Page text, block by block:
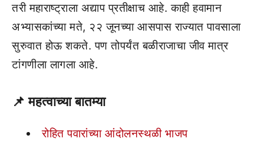
तरी महाराष्ट्राला अद्याप प्रतीक्षाच आहे. काही हवामान
अभ्यासकांच्या मते, २२ जूनच्या आसपास राज्यात पावसाला
सुरुवात होऊ शकते. पण तोपर्यंत बळीराजाचा जीव मात्र
टांगणीला लागला आहे.
📌महत्वाच्या बातम्या
रोहित पवारांच्या आंदोलनस्थळी भाजप